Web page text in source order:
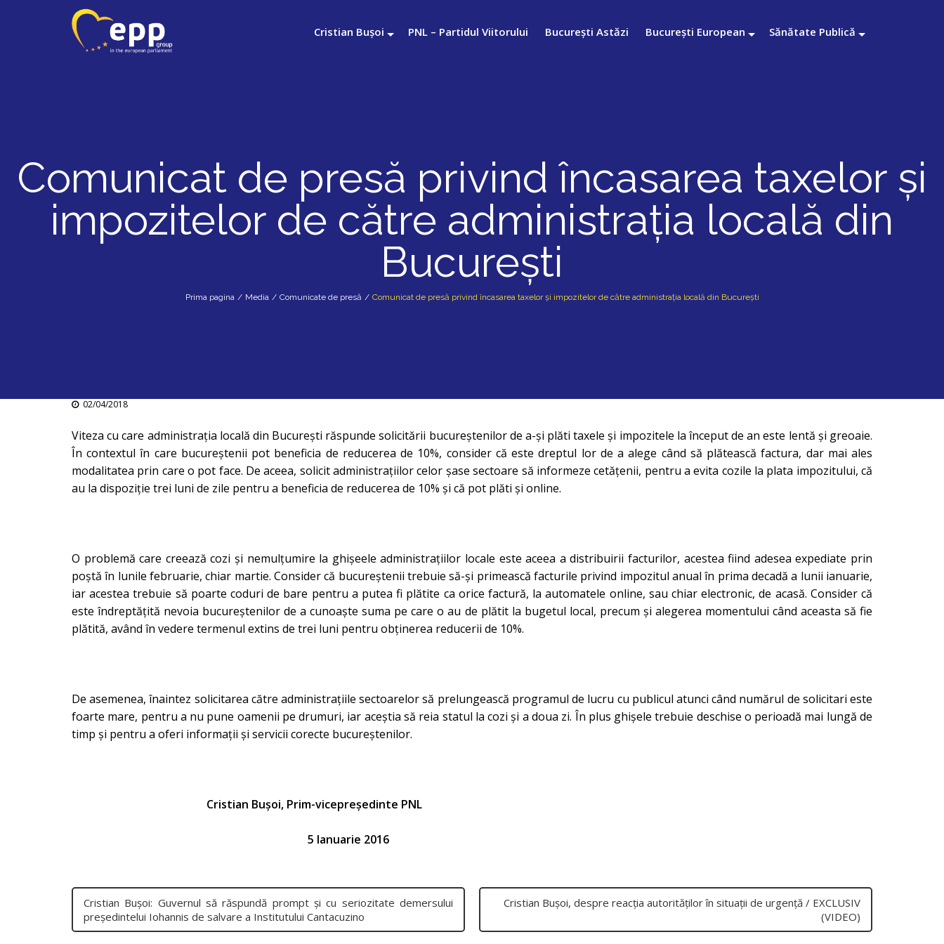
Cristian Bușoi PNL – Partidul Viitorului București Astăzi București European Sănătate Publică
Comunicat de presă privind încasarea taxelor și
impozitelor de către administrația locală din
București
Prima pagina / Media / Comunicate de presă / Comunicat de presă privind încasarea taxelor și impozitelor de către administrația locală din București
02/04/2018
Viteza cu care administrația locală din București răspunde solicitării bucureștenilor de a-și plăti taxele și impozitele la început de an este lentă și greoaie.
În contextul în care bucureștenii pot beneficia de reducerea de 10%, consider că este dreptul lor de a alege când să plătească factura, dar mai ales
modalitatea prin care o pot face. De aceea, solicit administrațiilor celor șase sectoare să informeze cetățenii, pentru a evita cozile la plata impozitului, că
au la dispoziție trei luni de zile pentru a beneficia de reducerea de 10% și că pot plăti și online.
O problemă care creează cozi și nemulțumire la ghișeele administrațiilor locale este aceea a distribuirii facturilor, acestea fiind adesea expediate prin
poștă în lunile februarie, chiar martie. Consider că bucureștenii trebuie să-și primească facturile privind impozitul anual în prima decadă a lunii ianuarie,
iar acestea trebuie să poarte coduri de bare pentru a putea fi plătite ca orice factură, la automatele online, sau chiar electronic, de acasă. Consider că
este îndreptățită nevoia bucureștenilor de a cunoaște suma pe care o au de plătit la bugetul local, precum și alegerea momentului când aceasta să fie
plătită, având în vedere termenul extins de trei luni pentru obținerea reducerii de 10%.
De asemenea, înaintez solicitarea către administrațiile sectoarelor să prelungească programul de lucru cu publicul atunci când numărul de solicitari este
foarte mare, pentru a nu pune oamenii pe drumuri, iar aceștia să reia statul la cozi și a doua zi. În plus ghișele trebuie deschise o perioadă mai lungă de
timp și pentru a oferi informații și servicii corecte bucureștenilor.
Cristian Bușoi, Prim-vicepreședinte PNL
5 Ianuarie 2016
Cristian Bușoi: Guvernul să răspundă prompt și cu seriozitate demersului
preşedintelui Iohannis de salvare a Institutului Cantacuzino
Cristian Buşoi, despre reacţia autorităţilor în situaţii de urgenţă / EXCLUSIV
(VIDEO)